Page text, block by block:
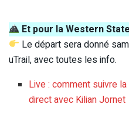
Et pour la Western
Le départ sera donné
uTrail, avec toutes les info.
Live : comment suivre
direct avec Kilian Jornet